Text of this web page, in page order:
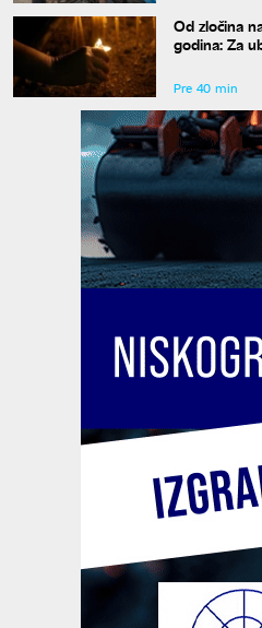
Od zločina
godina: Za
Pre 40 min